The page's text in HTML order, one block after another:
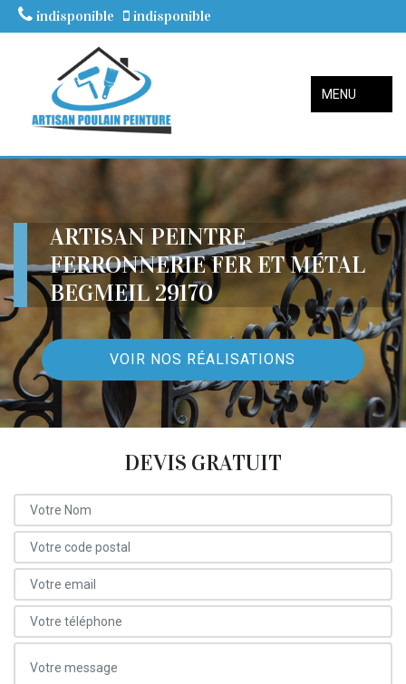
indisponible indisponible
MENU
ARTISAN PEINTRE
FERRONNERIE FER ET MÉTAL
BEGMEIL 29170
VOIR NOS RÉALISATIONS
DEVIS GRATUIT